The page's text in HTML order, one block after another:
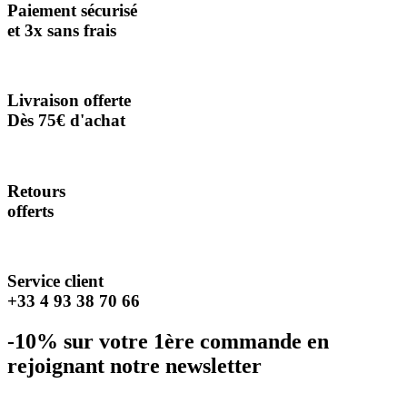
Paiement sécurisé
et 3x sans frais
Livraison offerte
Dès 75€ d'achat
Retours
offerts
Service client
+33 4 93 38 70 66
-10% sur votre 1ère commande en
rejoignant notre newsletter